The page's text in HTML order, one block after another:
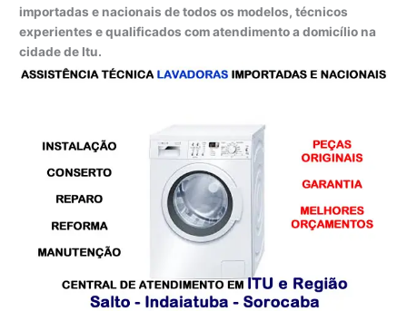
importadas e nacionais de todos os modelos, técnicos
experientes e qualificados com atendimento a domicílio na
cidade de Itu.